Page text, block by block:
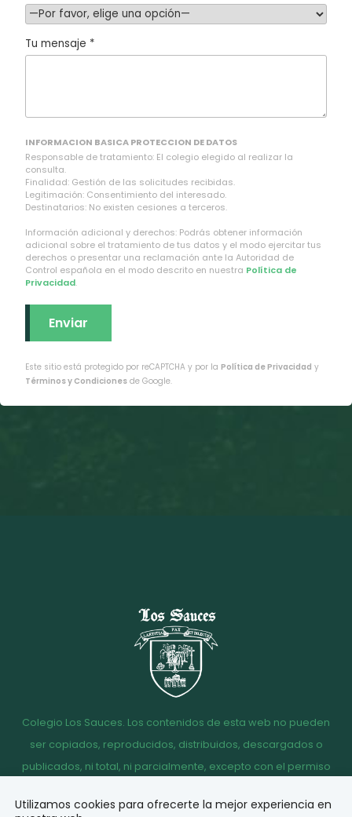
Tu mensaje *
INFORMACION BASICA PROTECCION DE DATOS
Responsable de tratamiento: El colegio elegido al realizar la
consulta.
Finalidad: Gestión de las solicitudes recibidas.
Legitimación: Consentimiento del interesado.
Destinatarios: No existen cesiones a terceros.
Información adicional y derechos: Podrás obtener información
adicional sobre el tratamiento de tus datos y el modo ejercitar tus
derechos o presentar una reclamación ante la Autoridad de
Control española en el modo descrito en nuestra Política de
Privacidad.
Este sitio está protegido por reCAPTCHA y por la Política de Privacidad y
Términos y Condiciones de Google.
Colegio Los Sauces. Los contenidos de esta web no pueden
ser copiados, reproducidos, distribuidos, descargados o
publicados, ni total, ni parcialmente, excepto con el permiso
Aviso
Política de Política de Acceso
Utilizamos cookies para ofrecerte la mejor experiencia en